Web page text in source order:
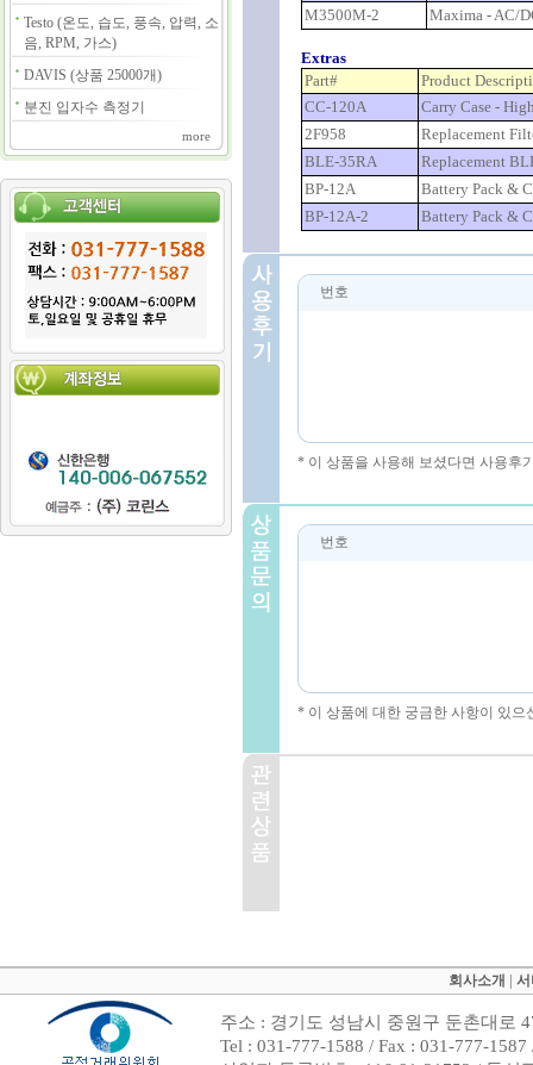
Testo (온도, 습도, 풍속, 압력, 소
음, RPM, 가스)
DAVIS (상품 25000개)
분진 입자수 측정기
more
M3500M-2
Maxima - AC/
Extras
Part#
Product
CC-120A
Carry Case -
2F958
Replacement
BLE-35RA
Replacement
BP-12A
Battery Pack &
BP-12A-2
Battery Pack &
번호
* 이 상품을 사용해 보셨다면 사용후
번호
* 이 상품에 대한 궁금한 사항이 있
회사소개
주소 : 경기도 성남시 중원구 둔촌대로
Tel : 031-777-1588 / Fax : 031-777-